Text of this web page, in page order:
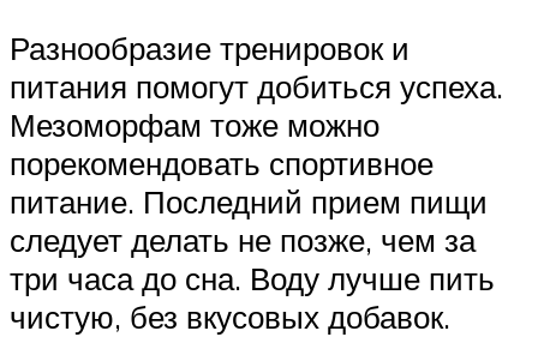
Разнообразие тренировок и
питания помогут добиться успеха.
Мезоморфам тоже можно
порекомендовать спортивное
питание. Последний прием пищи
следует делать не позже, чем за
три часа до сна. Воду лучше пить
чистую, без вкусовых добавок.